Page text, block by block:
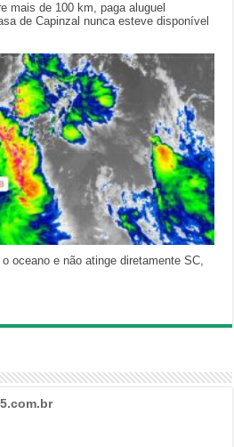
mais de 100 km, paga aluguel
de Capinzal nunca esteve disponível
oceano e não atinge diretamente SC,